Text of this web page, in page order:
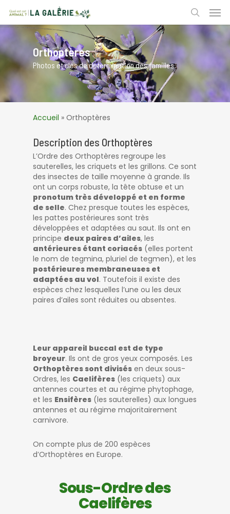
main
content
search
Orthoptères
Photos et clés de détermination des familles
Accueil » Orthoptères
Description des Orthoptères
L’Ordre des Orthoptères regroupe les
sauterelles, les criquets et les grillons. Ce sont
des insectes de taille moyenne à grande. Ils
ont un corps robuste, la tête obtuse et un
pronotum très développé et en forme
de selle. Chez presque toutes les espèces,
les pattes postérieures sont très
développées et adaptées au saut. Ils ont en
principe deux paires d’ailes, les
antérieures étant coriacés (elles portent
le nom de tegmina, pluriel de tegmen), et les
postérieures membraneuses et
adaptées au vol. Toutefois il existe des
espèces chez lesquelles l’une ou les deux
paires d’ailes sont réduites ou absentes.
Leur appareil buccal est de type
broyeur. Ils ont de gros yeux composés. Les
Orthoptères sont divisés en deux sous-
Ordres, les Caelifères (les criquets) aux
antennes courtes et au régime phytophage,
et les Ensifères (les sauterelles) aux longues
antennes et au régime majoritairement
carnivore.
On compte plus de 200 espèces
d’Orthoptères en Europe.
Sous-Ordre des
Caelifères